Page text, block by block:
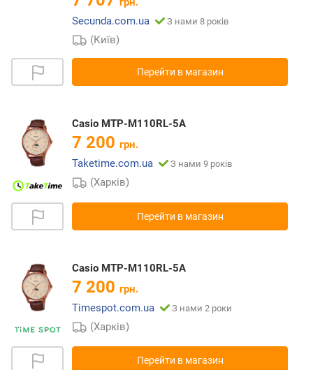
Secunda.com.ua
З нами 8 років
(Київ)
Перейти в магазин
Casio MTP-M110RL-5A
7 200 грн.
Taketime.com.ua
З нами 9 років
(Харків)
Перейти в магазин
Casio MTP-M110RL-5A
7 200 грн.
Timespot.com.ua
З нами 2 роки
(Харків)
Перейти в магазин